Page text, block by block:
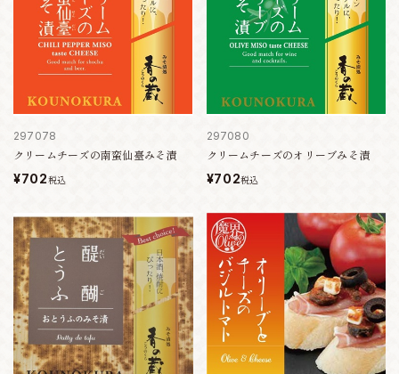
297078
クリームチーズの南蛮仙臺みそ漬
¥702税込
297080
クリームチーズのオリーブみそ漬
¥702税込